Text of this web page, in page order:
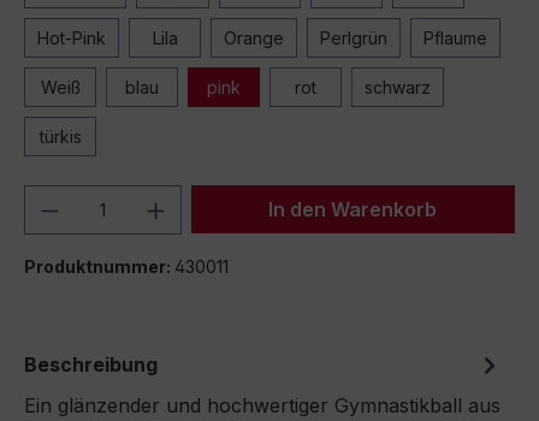
Hot-Pink Lila Orange Perlgrün Pflaume
Weiß blau pink rot schwarz
türkis
Produkt Anzahl: Gib denIn den Warenkorb
Produktnummer: 430011
Beschreibung
Ein glänzender und hochwertiger Gymnastikball aus